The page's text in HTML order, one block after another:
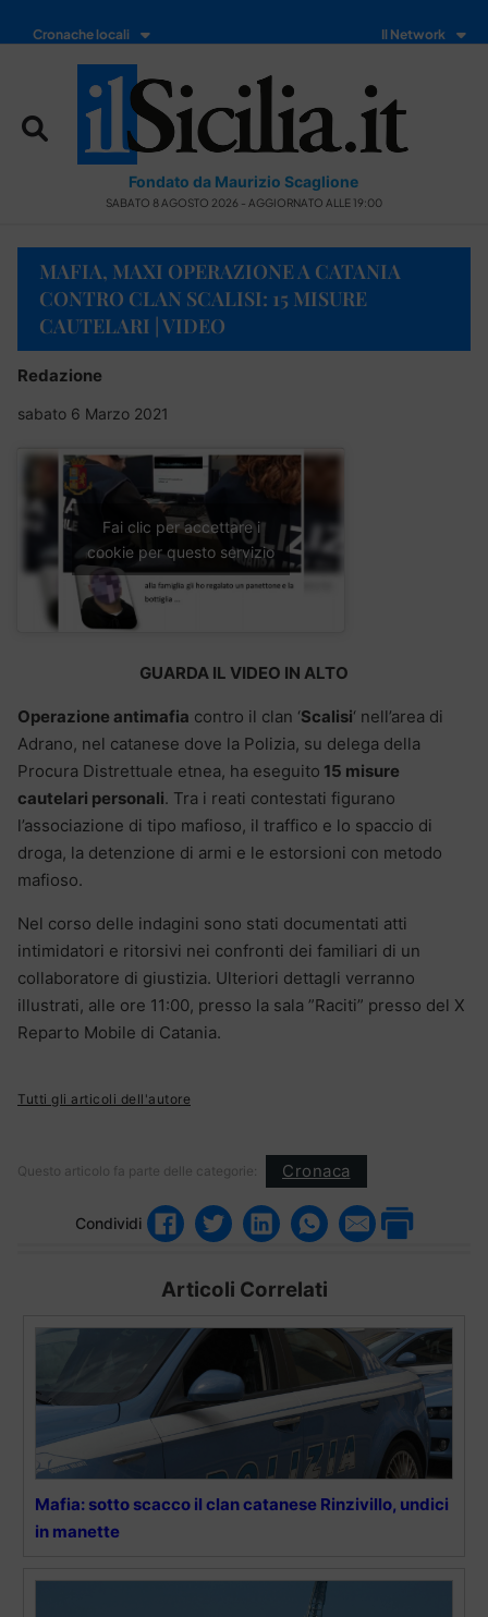
Cronache locali Il Network
Fondato da Maurizio Scaglione
SABATO 8 AGOSTO 2026 - AGGIORNATO ALLE 19:00
MAFIA, MAXI OPERAZIONE A CATANIA
CONTRO CLAN SCALISI: 15 MISURE
CAUTELARI | VIDEO
Redazione
sabato 6 Marzo 2021
Fai clic per accettare i
cookie per questo servizio
GUARDA IL VIDEO IN ALTO
Operazione antimafia contro il clan ‘Scalisi‘ nell’area di
Adrano, nel catanese dove la Polizia, su delega della
Procura Distrettuale etnea, ha eseguito 15 misure
cautelari personali. Tra i reati contestati figurano
l’associazione di tipo mafioso, il traffico e lo spaccio di
droga, la detenzione di armi e le estorsioni con metodo
mafioso.
Nel corso delle indagini sono stati documentati atti
intimidatori e ritorsivi nei confronti dei familiari di un
collaboratore di giustizia. Ulteriori dettagli verranno
illustrati, alle ore 11:00, presso la sala ”Raciti” presso del X
Reparto Mobile di Catania.
Tutti gli articoli dell'autore
Questo articolo fa parte delle categorie: Cronaca
Condividi
Articoli Correlati
Mafia: sotto scacco il clan catanese Rinzivillo, undici
in manette